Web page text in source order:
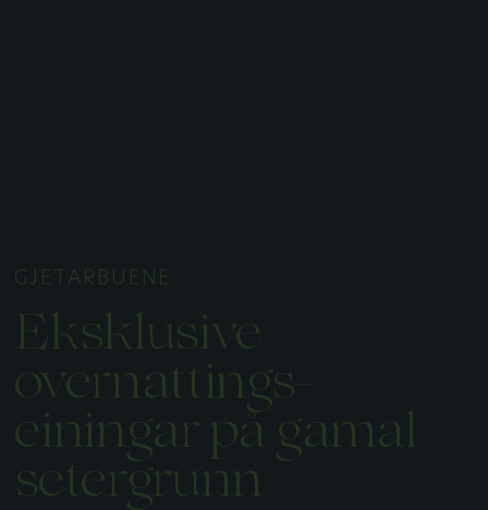
GJETARBUENE
Eksklusive
overnattings-
einingar på gamal
setergrunn